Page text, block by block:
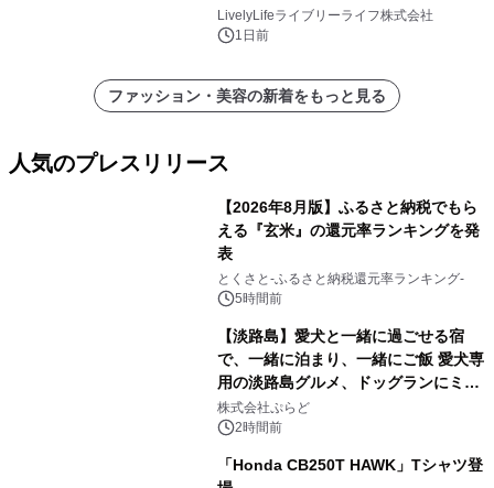
ー付きでスマホからパソコンまで幅広
く活用可能
LivelyLifeライブリーライフ株式会社
1日前
ファッション・美容の新着をもっと見る
人気のプレスリリース
【2026年8月版】ふるさと納税でもら
える『玄米』の還元率ランキングを発
表
とくさと-ふるさと納税還元率ランキング-
5時間前
【淡路島】愛犬と一緒に過ごせる宿
で、一緒に泊まり、一緒にご飯 愛犬専
用の淡路島グルメ、ドッグランにミニ
プール グランピングとトレーラーハウ
スの2施設で
株式会社ぷらど
2時間前
「Honda CB250T HAWK」Tシャツ登